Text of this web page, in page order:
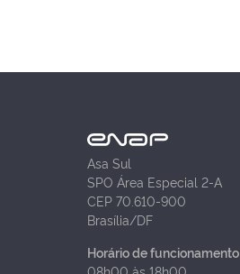
Asa Sul
SPO Área Especial 2-A
CEP 70.610-900
Brasília/DF
Horário de funcionamento